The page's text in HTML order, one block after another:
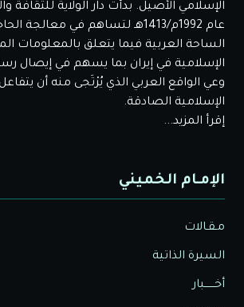
الإسلامي الأصيل. بدأت دار الولاية للثقافة
عام 1992م/1413هـ لتساهم في
الساحة العربية فيما يتعلق بالمعلومات
الإسلامية في إيران بما يسهم في إيصال
وعي الواقع العربي الذي يُرْتَجى منه أن
الإسلامية الصادقة.
إقرأ المزيد...
الإمـام الخميني
مـقـالات
السيرة الذاتية
أخــــــبار